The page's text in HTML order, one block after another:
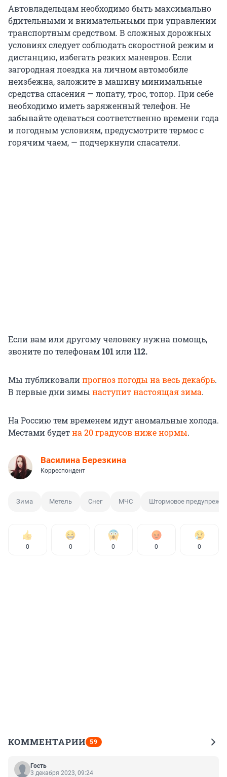
Автовладельцам необходимо быть максимально
бдительными и внимательными при управлении
транспортным средством. В сложных дорожных
условиях следует соблюдать скоростной режим и
дистанцию, избегать резких маневров. Если
загородная поездка на личном автомобиле
неизбежна, заложите в машину минимальные
средства спасения — лопату, трос, топор. При себе
необходимо иметь заряженный телефон. Не
забывайте одеваться соответственно времени года
и погодным условиям, предусмотрите термос с
горячим чаем, — подчеркнули спасатели.
Если вам или другому человеку нужна помощь,
звоните по телефонам101или112.
Мы публиковалипрогноз погоды на весь декабрь.
В первые дни зимы наступит настоящая зима.
На Россию тем временем идут аномальные холода.
Местами будетна 20 градусов ниже нормы.
Василина Березкина
Корреспондент
Зима Метель Снег МЧС Штормовое
0 0 0 0 0
КОММЕНТАРИИ 59
Гость
3 декабря 2023, 09:24